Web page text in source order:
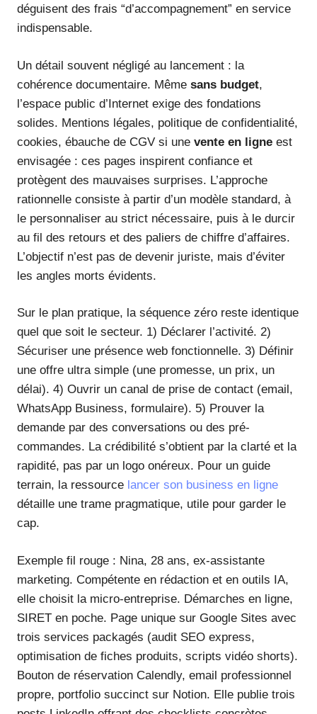
déguisent des frais “d’accompagnement” en service
indispensable.
Un détail souvent négligé au lancement : la
cohérence documentaire. Même sans budget,
l’espace public d’Internet exige des fondations
solides. Mentions légales, politique de confidentialité,
cookies, ébauche de CGV si une vente en ligne est
envisagée : ces pages inspirent confiance et
protègent des mauvaises surprises. L’approche
rationnelle consiste à partir d’un modèle standard, à
le personnaliser au strict nécessaire, puis à le durcir
au fil des retours et des paliers de chiffre d’affaires.
L’objectif n’est pas de devenir juriste, mais d’éviter
les angles morts évidents.
Sur le plan pratique, la séquence zéro reste identique
quel que soit le secteur. 1) Déclarer l’activité. 2)
Sécuriser une présence web fonctionnelle. 3) Définir
une offre ultra simple (une promesse, un prix, un
délai). 4) Ouvrir un canal de prise de contact (email,
WhatsApp Business, formulaire). 5) Prouver la
demande par des conversations ou des pré-
commandes. La crédibilité s’obtient par la clarté et la
rapidité, pas par un logo onéreux. Pour un guide
terrain, la ressource lancer son business en ligne
détaille une trame pragmatique, utile pour garder le
cap.
Exemple fil rouge : Nina, 28 ans, ex-assistante
marketing. Compétente en rédaction et en outils IA,
elle choisit la micro-entreprise. Démarches en ligne,
SIRET en poche. Page unique sur Google Sites avec
trois services packagés (audit SEO express,
optimisation de fiches produits, scripts vidéo shorts).
Bouton de réservation Calendly, email professionnel
propre, portfolio succinct sur Notion. Elle publie trois